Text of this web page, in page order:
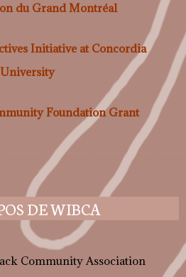
du Grand Montréal
Initiative at Concordia
University
Foundation Grant
DE WIBCA
Community Association